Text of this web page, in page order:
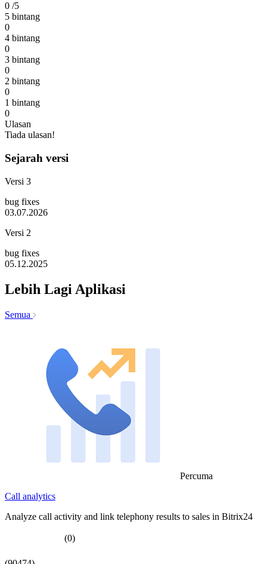
0 /5
5 bintang
0
4 bintang
0
3 bintang
0
2 bintang
0
1 bintang
0
Ulasan
Tiada ulasan!
Sejarah versi
Versi 3
bug fixes
03.07.2026
Versi 2
bug fixes
05.12.2025
Lebih Lagi Aplikasi
Semua
Percuma
Call analytics
Analyze call activity and link telephony results to sales in Bitrix24
(0)